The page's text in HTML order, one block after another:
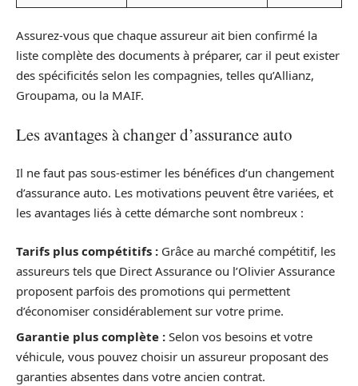
Assurez-vous que chaque assureur ait bien confirmé la
liste complète des documents à préparer, car il peut exister
des spécificités selon les compagnies, telles qu’Allianz,
Groupama, ou la MAIF.
Les avantages à changer d’assurance auto
Il ne faut pas sous-estimer les bénéfices d’un changement
d’assurance auto. Les motivations peuvent être variées, et
les avantages liés à cette démarche sont nombreux :
Tarifs plus compétitifs : Grâce au marché compétitif, les
assureurs tels que Direct Assurance ou l’Olivier Assurance
proposent parfois des promotions qui permettent
d’économiser considérablement sur votre prime.
Garantie plus complète : Selon vos besoins et votre
véhicule, vous pouvez choisir un assureur proposant des
garanties absentes dans votre ancien contrat.